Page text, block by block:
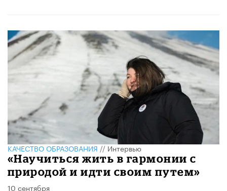
КАЧЕСТВО ОБРАЗОВАНИЯ//Интервью
«Научиться жить в гармонии с
природой и идти своим путем»
10 сентября